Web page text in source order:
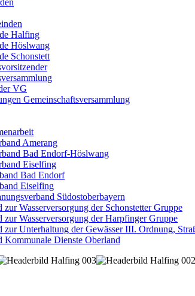
Halfing
Höslwang
Schonstett
VG
Gemeinschaftsversammlung
Amerang
Bad Endorf-Höslwang
Eiselfing
Bad Endorf
Eiselfing
Südostoberbayern
zur Wasserversorgung der Schonstetter Gruppe
zur Wasserversorgung der Harpfinger Gruppe
zur Unterhaltung der Gewässer III. Ordnung,
Kommunale Dienste Oberland